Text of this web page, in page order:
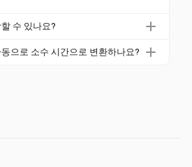
으로 다시 변환하려면, 전체 숫
, 8.75시간은 8시간 45분입니
수 있나요?
누어 소수 시간에 포함시켜 더욱
으로 소수 시간으로 변환하나요?